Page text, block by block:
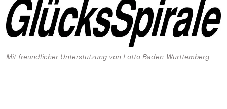
Mit freundlicher Unterstützung von Lotto Baden-Württemberg.